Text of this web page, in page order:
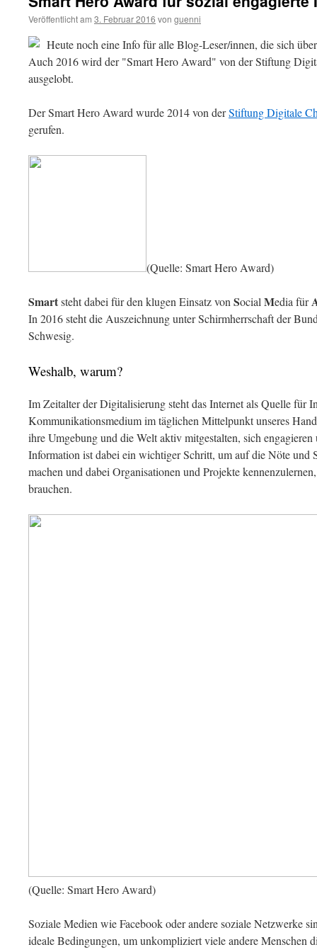
Veröffentlicht am 3. Februar 2016 von guenni
Heute noch eine Info für alle Blog-Leser/innen, die sich
Auch 2016 wird der "Smart Hero Award" von der Stiftung
ausgelobt.
Der Smart Hero Award wurde 2014 von derStiftung Digitale
gerufen.
(Quelle: Smart Hero Award)
Smartsteht dabei für den klugen Einsatz von Social Media für
In 2016 steht die Auszeichnung unter Schirmherrschaft der
Schwesig.
Weshalb, warum?
Im Zeitalter der Digitalisierung steht das Internet als Quelle für
Kommunikationsmedium im täglichen Mittelpunkt unseres
ihre Umgebung und die Welt aktiv mitgestalten, sich
Information ist dabei ein wichtiger Schritt, um auf die Nöte und
machen und dabei Organisationen und Projekte
brauchen.
(Quelle: Smart Hero Award)
Soziale Medien wie Facebook oder andere soziale Netzwerke
ideale Bedingungen, um unkompliziert viele andere Menschen